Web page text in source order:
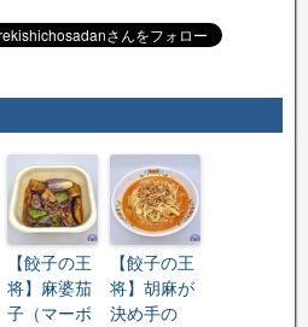
【餃子の王
将】麻婆茄
子（マーボ
【餃子の王
将】胡麻が
決め手の